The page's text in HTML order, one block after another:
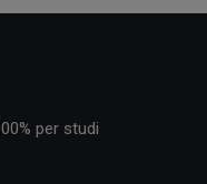
per studi